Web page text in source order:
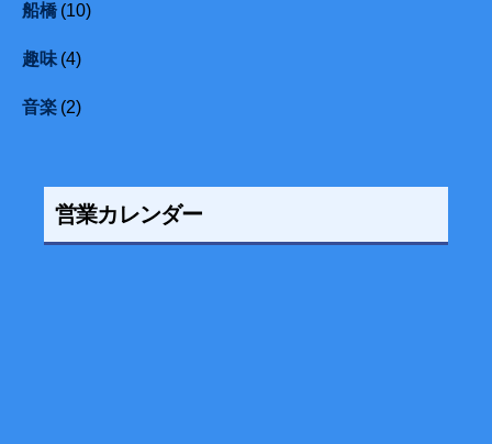
船橋(10)
趣味(4)
音楽(2)
営業カレンダー